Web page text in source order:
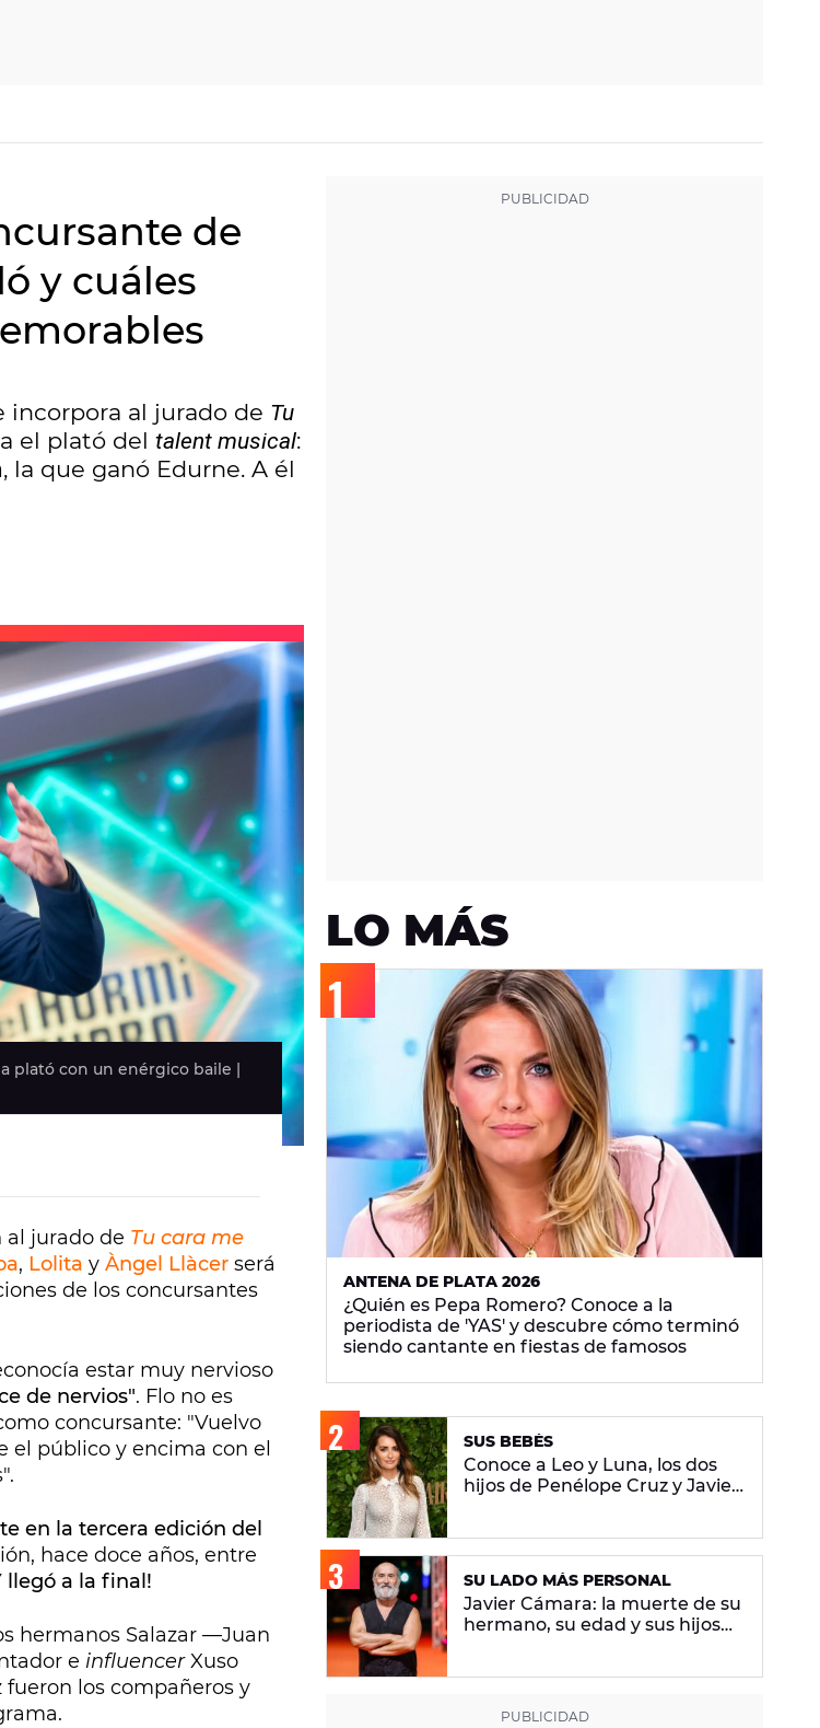
de
y cuáles
incorpora al jurado de Tu
el plató del talent musical:
, la que ganó Edurne. A él
plató con un enérgico baile |
al jurado de Tu cara me
, Lolita y Àngel Llàcer será
de los concursantes
estar muy nervioso
de nervios". Flo no es
concursante: "Vuelvo
el público y encima con el
en la tercera edición del
hace doce años, entre
llegó a la final!
hermanos Salazar —Juan
e influencerXuso
fueron los compañeros y
LO MÁS
ANTENA DE PLATA 2026
¿Quién es Pepa Romero? Conoce a la
periodista de 'YAS' y descubre cómo terminó
siendo cantante en fiestas de famosos
SUS BEBÉS
Conoce a Leo y Luna, los dos
hijos de Penélope Cruz y Javier
SU LADO MÁS PERSONAL
Javier Cámara: la muerte de su
hermano, su edad y sus hijos